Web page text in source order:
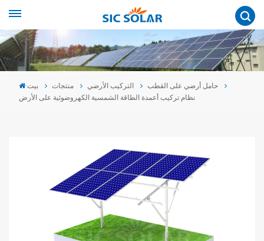
بيت منتجات التركيب الأرضي
حامل أرضي على القطب
نظام تركيب أعمدة الطاقة الشمسية الكهروضوئية على الأرض